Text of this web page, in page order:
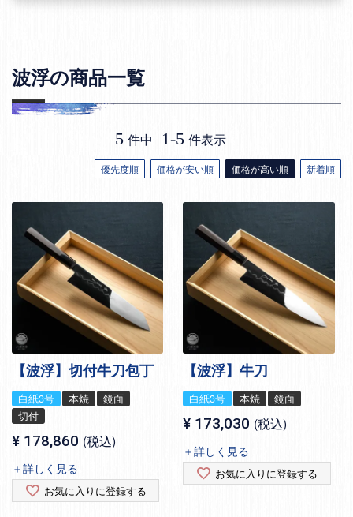
波浮の商品一覧
優先度順 価格が安い順 価格が高い順 新着順
5 件中 1-5 件表示
【波浮】切付牛刀包丁
白紙3号 本焼
鏡面
切付
¥ 178,860 税込
＋詳しく見る
お気に入りに登録する
【波浮】牛刀
白紙3号 本焼 鏡面
¥ 173,030 税込
＋詳しく見る
お気に入りに登録する